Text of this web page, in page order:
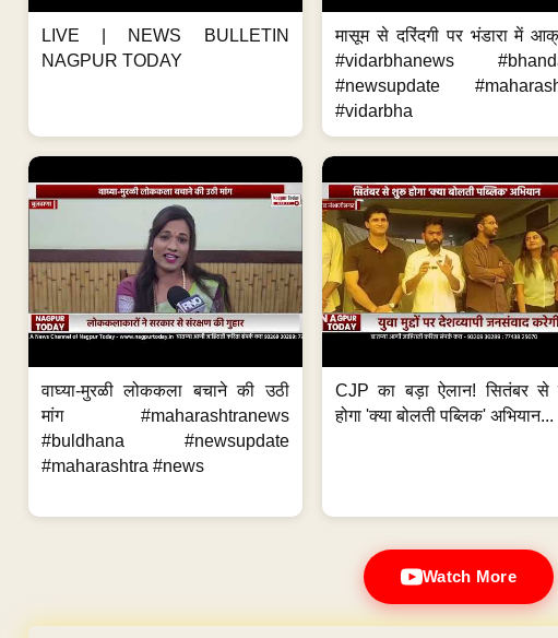
LIVE | NEWS BULLETIN
NAGPUR TODAY
मासूम से दरिंदगी पर भंडारा में
#vidarbhanews
#newsupdate
#vidarbha
वाघ्या-मुरळी लोककला बचाने की उठी
मांग #maharashtranews
#buldhana #newsupdate
#maharashtra #news
CJP का बड़ा ऐलान! सितंबर
होगा 'क्या बोलती पब्लिक' अभियान...
Watch More